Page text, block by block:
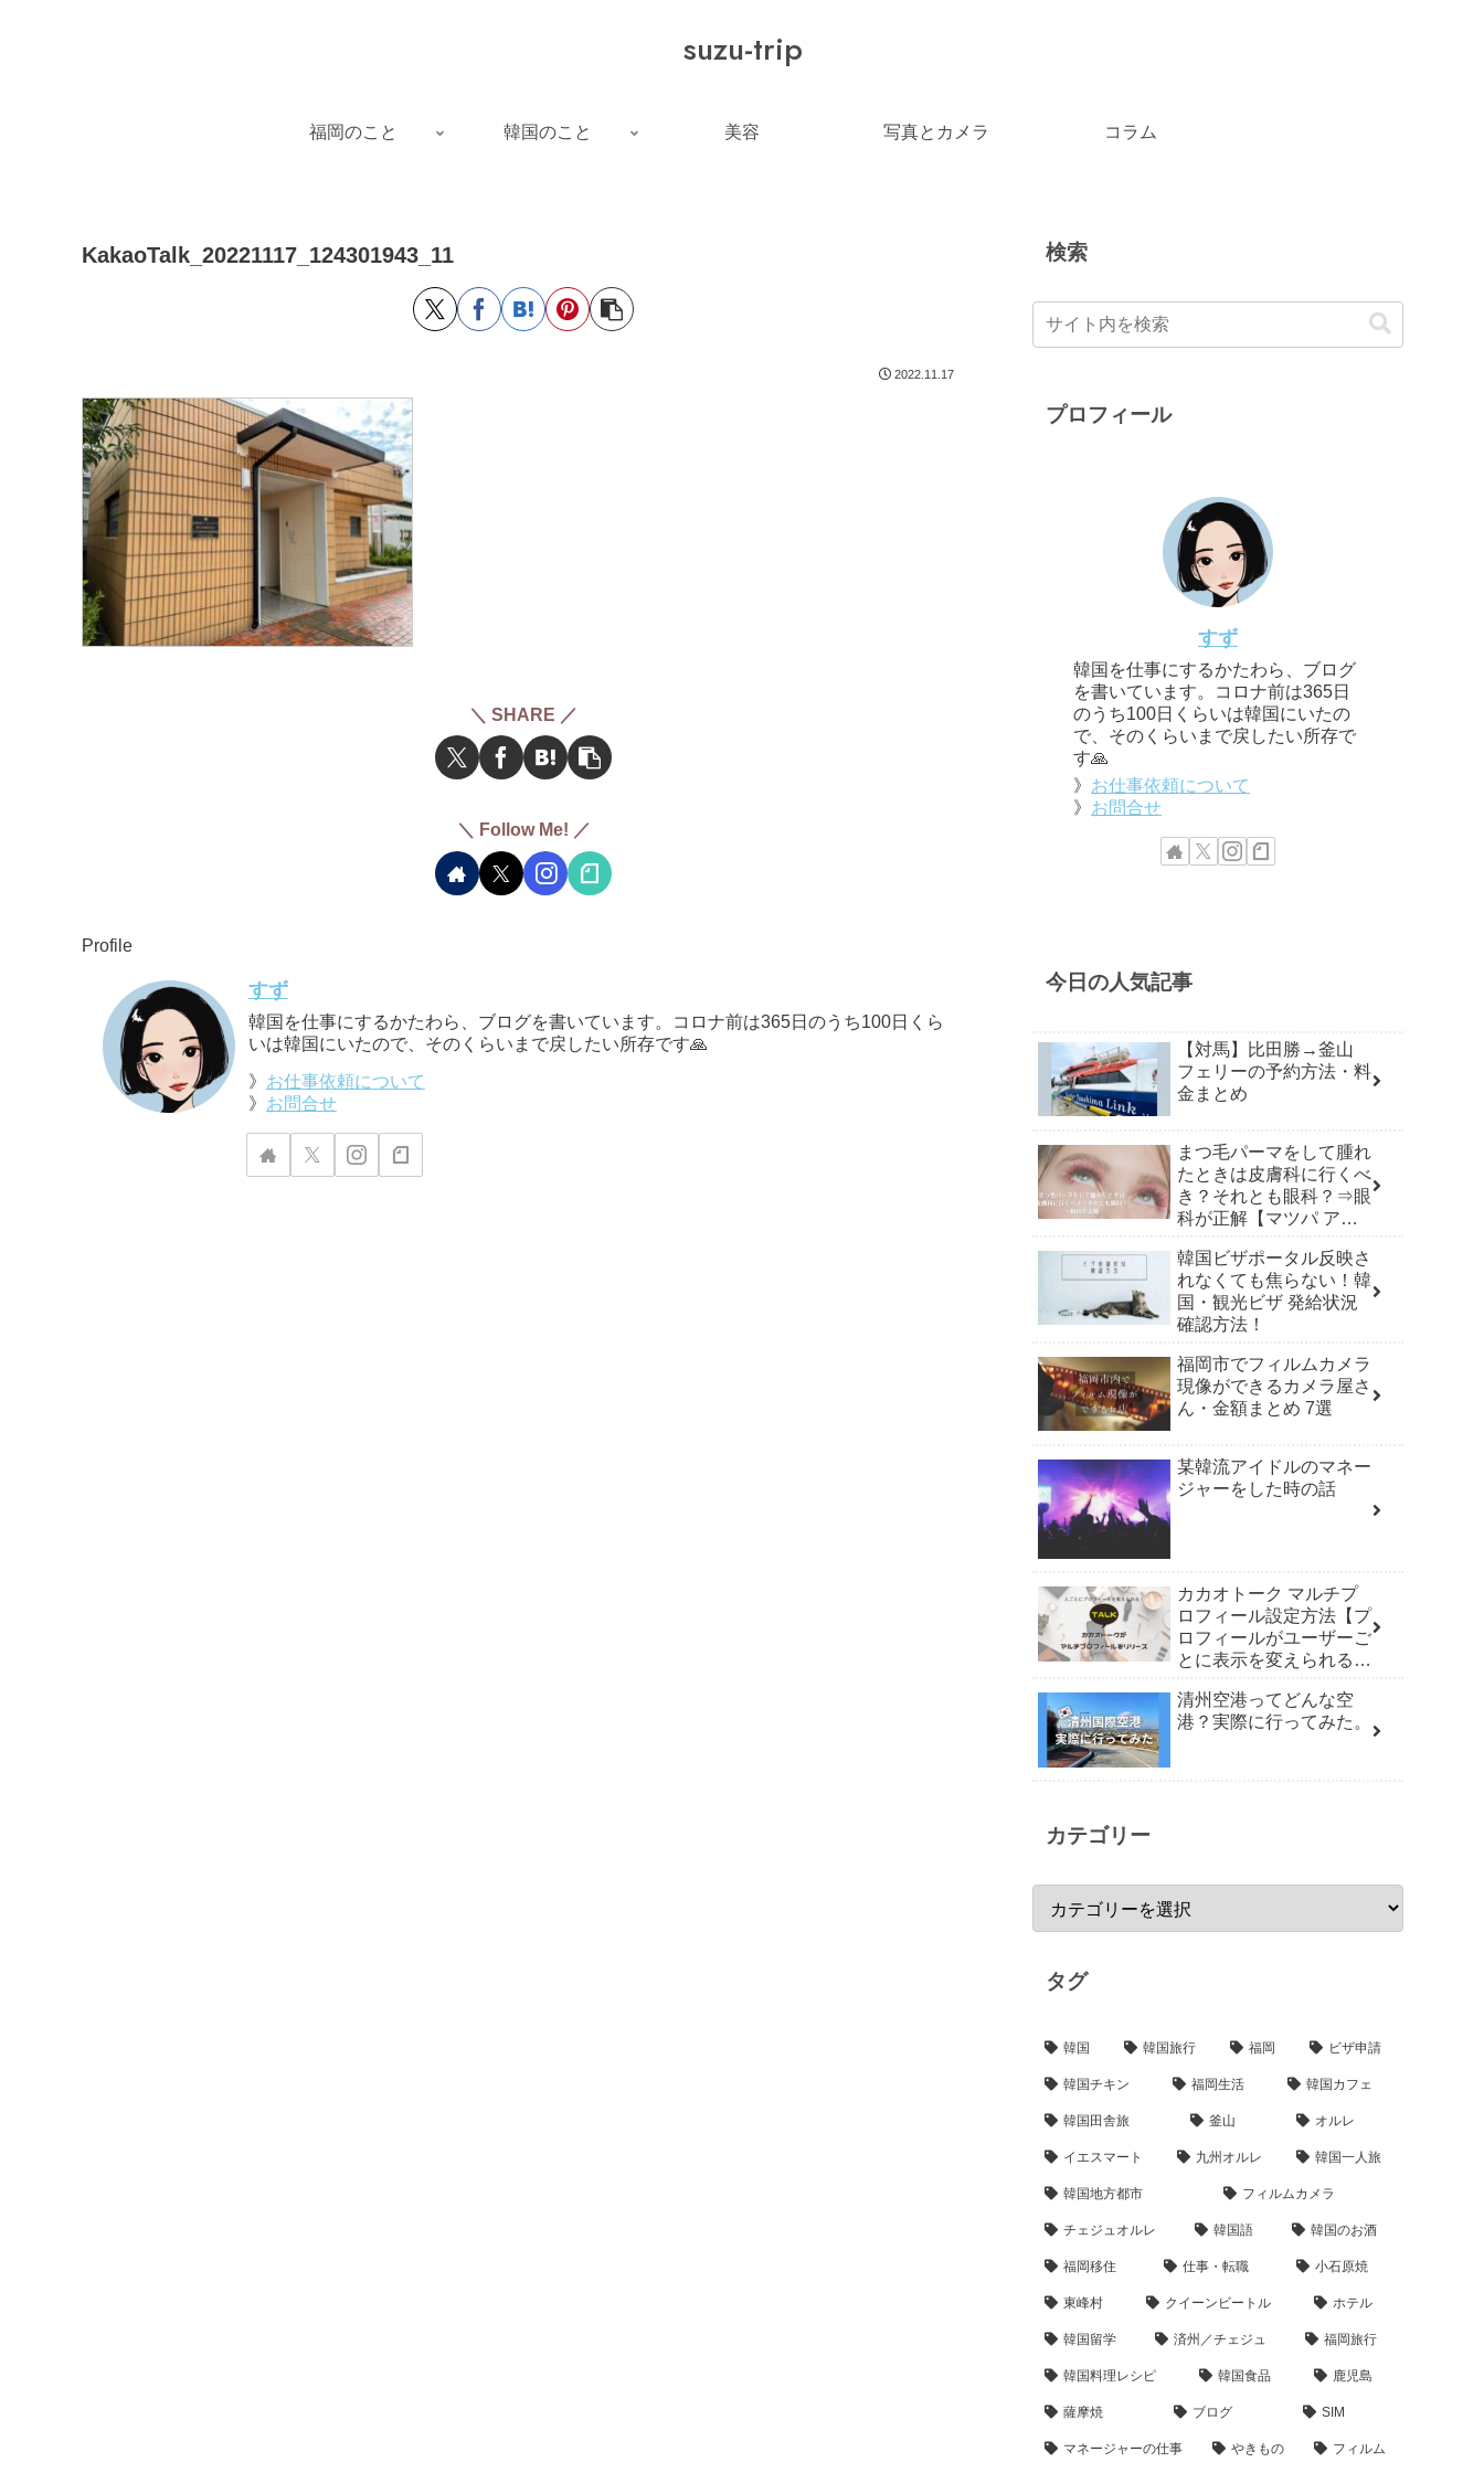
suzu-trip
福岡のこと 韓国のこと 美容 写真とカメラ コラム
KakaoTalk_20221117_124301943_11
2022.11.17
＼ SHARE ／
＼ Follow Me! ／
Profile
すず
韓国を仕事にするかたわら、ブログを書いています。コロナ前は365日のうち100日くら
いは韓国にいたので、そのくらいまで戻したい所存です🙏
》 お仕事依頼について
》 お問合せ
検索
プロフィール
すず
韓国を仕事にするかたわら、ブログ
を書いています。コロナ前は365日
のうち100日くらいは韓国にいたの
で、そのくらいまで戻したい所存で
す🙏
》 お仕事依頼について
》 お問合せ
今日の人気記事
【対馬】比田勝→釜山
フェリーの予約方法・料
金まとめ
まつ毛パーマをして腫れ
たときは皮膚科に行くべ
き？それとも眼科？⇒眼
科が正解【マツパ アレ
韓国ビザポータル反映さ
れなくても焦らない！韓
国・観光ビザ 発給状況
確認方法！
福岡市でフィルムカメラ
現像ができるカメラ屋さ
ん・金額まとめ 7選
某韓流アイドルのマネー
ジャーをした時の話
カカオトーク マルチプ
ロフィール設定方法【プ
ロフィールがユーザーご
とに表示を変えられる機
清州空港ってどんな空
港？実際に行ってみた。
カテゴリー
タグ
韓国 韓国旅行 福岡 ビザ申請
韓国チキン 福岡生活 韓国カフェ
韓国田舎旅 釜山 オルレ
イエスマート 九州オルレ 韓国一人旅
韓国地方都市 フィルムカメラ
チェジュオルレ 韓国語 韓国のお酒
福岡移住 仕事・転職 小石原焼
東峰村 クイーンビートル ホテル
韓国留学 済州／チェジュ 福岡旅行
韓国料理レシピ 韓国食品 鹿児島
薩摩焼 ブログ SIM
マネージャーの仕事 やきもの フィルム